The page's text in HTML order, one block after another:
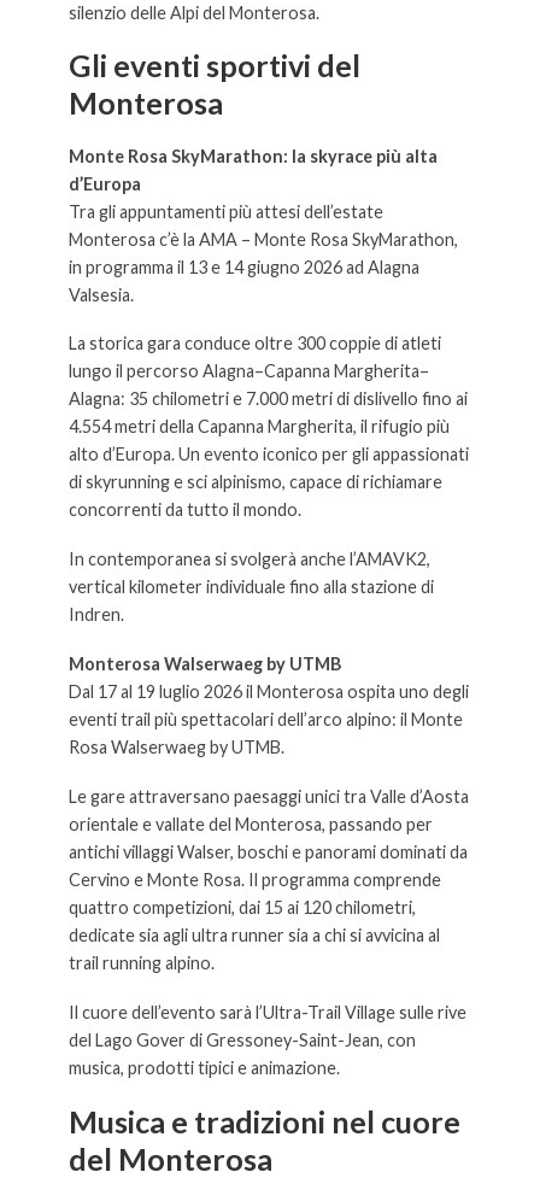
silenzio delle Alpi del Monterosa.
Gli eventi sportivi del
Monterosa
Monte Rosa SkyMarathon: la skyrace più alta
d’Europa
Tra gli appuntamenti più attesi dell’estate
Monterosa c’è la AMA – Monte Rosa SkyMarathon,
in programma il 13 e 14 giugno 2026 ad Alagna
Valsesia.
La storica gara conduce oltre 300 coppie di atleti
lungo il percorso Alagna–Capanna Margherita–
Alagna: 35 chilometri e 7.000 metri di dislivello fino ai
4.554 metri della Capanna Margherita, il rifugio più
alto d’Europa. Un evento iconico per gli appassionati
di skyrunning e sci alpinismo, capace di richiamare
concorrenti da tutto il mondo.
In contemporanea si svolgerà anche l’AMAVK2,
vertical kilometer individuale fino alla stazione di
Indren.
Monterosa Walserwaeg by UTMB
Dal 17 al 19 luglio 2026 il Monterosa ospita uno degli
eventi trail più spettacolari dell’arco alpino: il Monte
Rosa Walserwaeg by UTMB.
Le gare attraversano paesaggi unici tra Valle d’Aosta
orientale e vallate del Monterosa, passando per
antichi villaggi Walser, boschi e panorami dominati da
Cervino e Monte Rosa. Il programma comprende
quattro competizioni, dai 15 ai 120 chilometri,
dedicate sia agli ultra runner sia a chi si avvicina al
trail running alpino.
Il cuore dell’evento sarà l’Ultra-Trail Village sulle rive
del Lago Gover di Gressoney-Saint-Jean, con
musica, prodotti tipici e animazione.
Musica e tradizioni nel cuore
del Monterosa